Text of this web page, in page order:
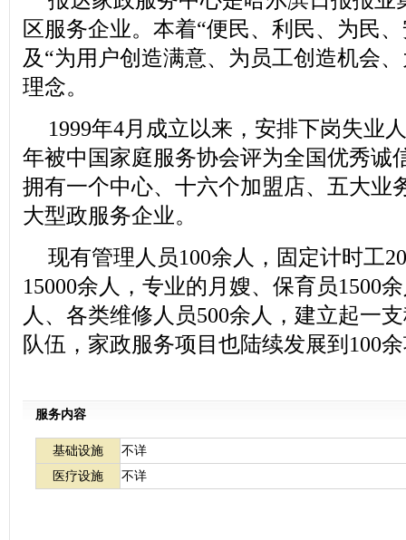
区服务企业。本着“便民、利民、为民
及“为用户创造满意、为员工创造机会
理念。
1999年4月成立以来，安排下岗失业
年被中国家庭服务协会评为全国优秀诚
拥有一个中心、十六个加盟店、五大业
大型政服务企业。
现有管理人员100余人，固定计时工
15000余人，专业的月嫂、保育员1500
人、各类维修人员500余人，建立起一
队伍，家政服务项目也陆续发展到100
服务内容
基础设施
不详
医疗设施
不详